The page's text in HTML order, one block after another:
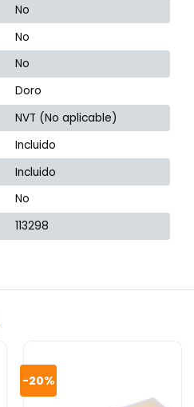
No
No
No
Doro
NVT (No aplicable)
Incluido
Incluido
No
113298
-20%